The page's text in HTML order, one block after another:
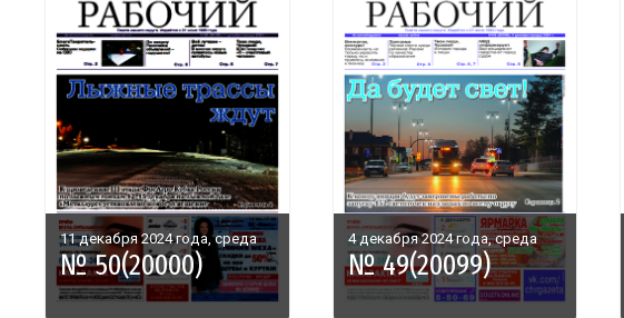
11 декабря 2024 года, среда
№ 50(20000)
4 декабря 2024 года, среда
№ 49(20099)